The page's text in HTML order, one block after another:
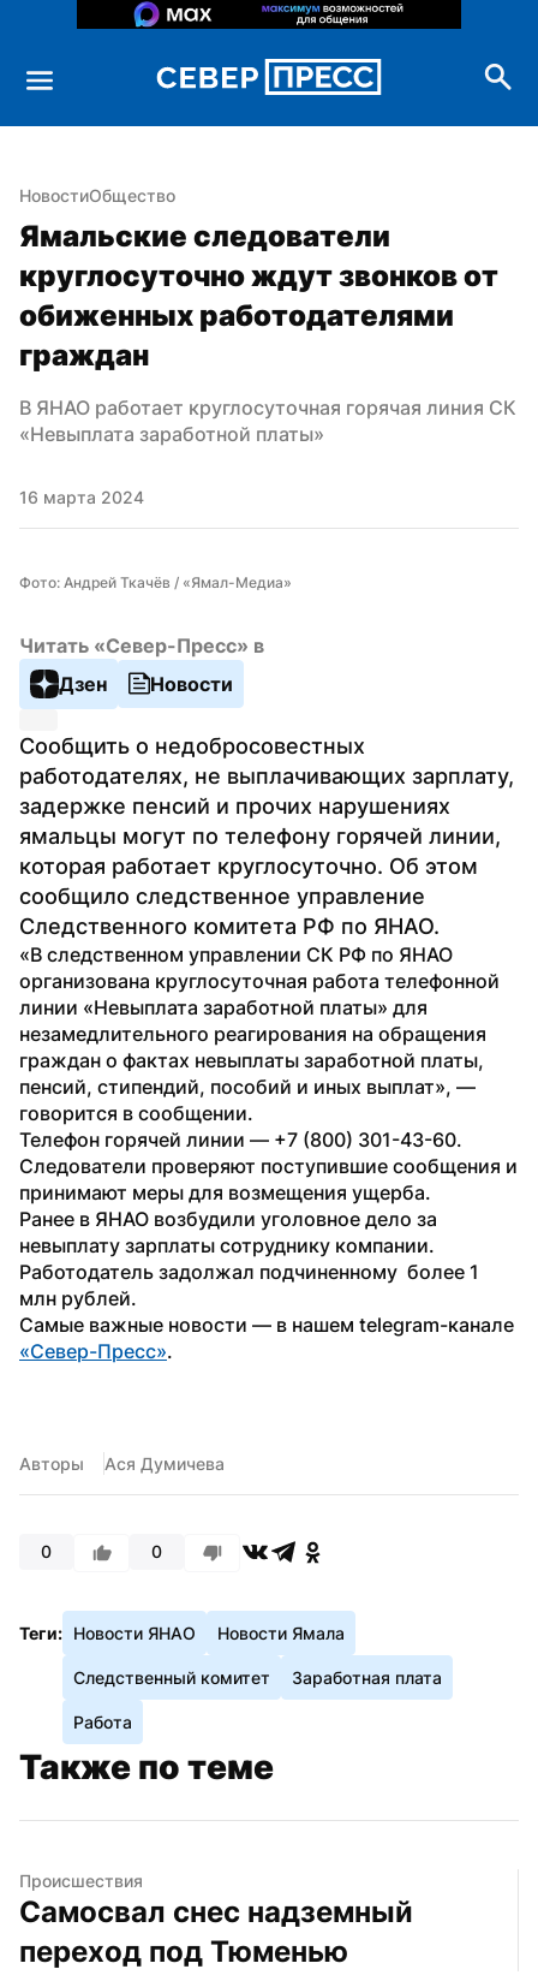
НовостиОбщество
Ямальские следователи
круглосуточно ждут звонков от
обиженных работодателями
граждан
В ЯНАО работает круглосуточная горячая линия СК
«Невыплата заработной платы»
16 марта 2024
Фото: Андрей Ткачёв / «Ямал-Медиа»
Читать «Север-Пресс» в
Дзен
Новости
Сообщить о недобросовестных
работодателях, не выплачивающих зарплату,
задержке пенсий и прочих нарушениях
ямальцы могут по телефону горячей линии,
которая работает круглосуточно. Об этом
сообщило следственное управление
Следственного комитета РФ по ЯНАО.
«В следственном управлении СК РФ по ЯНАО
организована круглосуточная работа телефонной
линии «Невыплата заработной платы» для
незамедлительного реагирования на обращения
граждан о фактах невыплаты заработной платы,
пенсий, стипендий, пособий и иных выплат», —
говорится в сообщении.
Телефон горячей линии — +7 (800) 301-43-60.
Следователи проверяют поступившие сообщения и
принимают меры для возмещения ущерба.
Ранее в ЯНАО возбудили уголовное дело за
невыплату зарплаты сотруднику компании.
Работодатель задолжал подчиненному  более 1
млн рублей.
«Север-Пресс».
Авторы Ася Думичева
0 0
Теги: Новости ЯНАО Новости Ямала
Следственный комитет Заработная плата
Работа
Также по теме
Происшествия
Самосвал снес надземный
переход под Тюменью